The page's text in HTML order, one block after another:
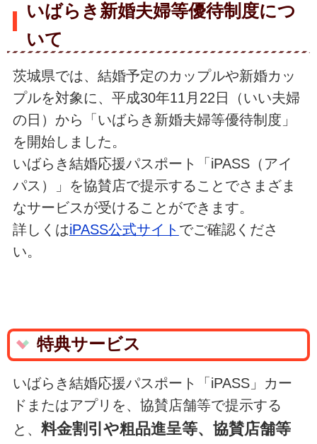
いばらき新婚夫婦等優待制度につ
いて
茨城県では、結婚予定のカップルや新婚カッ
プルを対象に、平成30年11月22日（いい夫婦
の日）から「いばらき新婚夫婦等優待制度」
を開始しました。
いばらき結婚応援パスポート「iPASS（アイ
パス）」を協賛店で提示することでさまざま
なサービスが受けることができます。
詳しくはiPASS公式サイト でご確認くださ
い。
特典サービス
いばらき結婚応援パスポート「iPASS」カー
ドまたはアプリを、協賛店舗等で提示する
と、 料金割引や粗品進呈等、協賛店舗等